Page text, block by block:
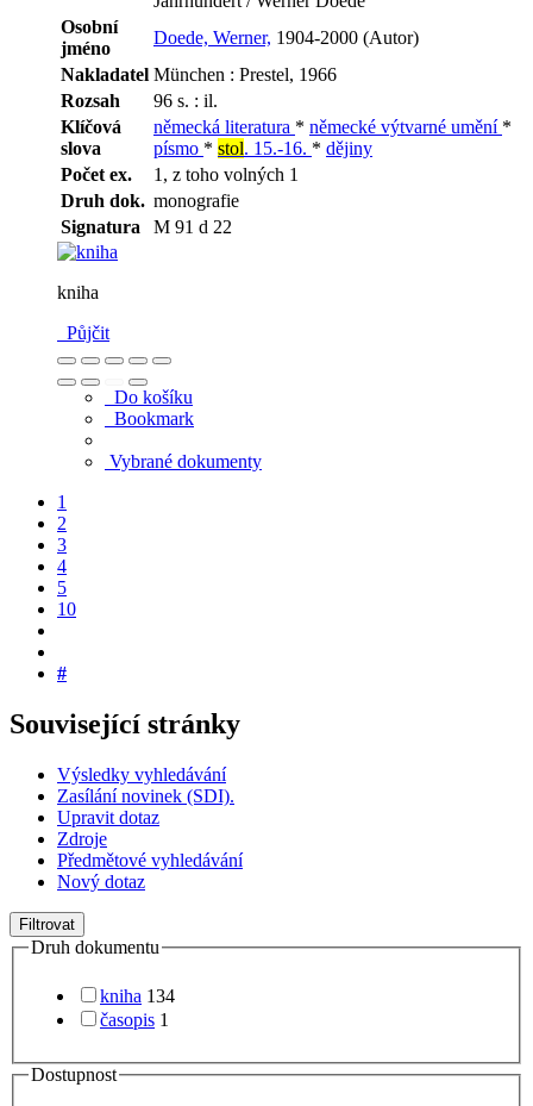
Osobní
jméno
Doede, Werner, 1904-2000 (Autor)
Nakladatel München : Prestel, 1966
Rozsah
96 s. : il.
Klíčová
slova
německá literatura * německé výtvarné umění *
písmo * stol. 15.-16. * dějiny
Počet ex.
1, z toho volných 1
Druh dok. monografie
Signatura
M 91 d 22
kniha
Půjčit
Do košíku
Bookmark
Vybrané dokumenty
1
2
3
4
5
10
#
Související stránky
Výsledky vyhledávání
Zasílání novinek (SDI).
Upravit dotaz
Zdroje
Předmětové vyhledávání
Nový dotaz
Filtrovat
Druh dokumentu
kniha 134
časopis 1
Dostupnost